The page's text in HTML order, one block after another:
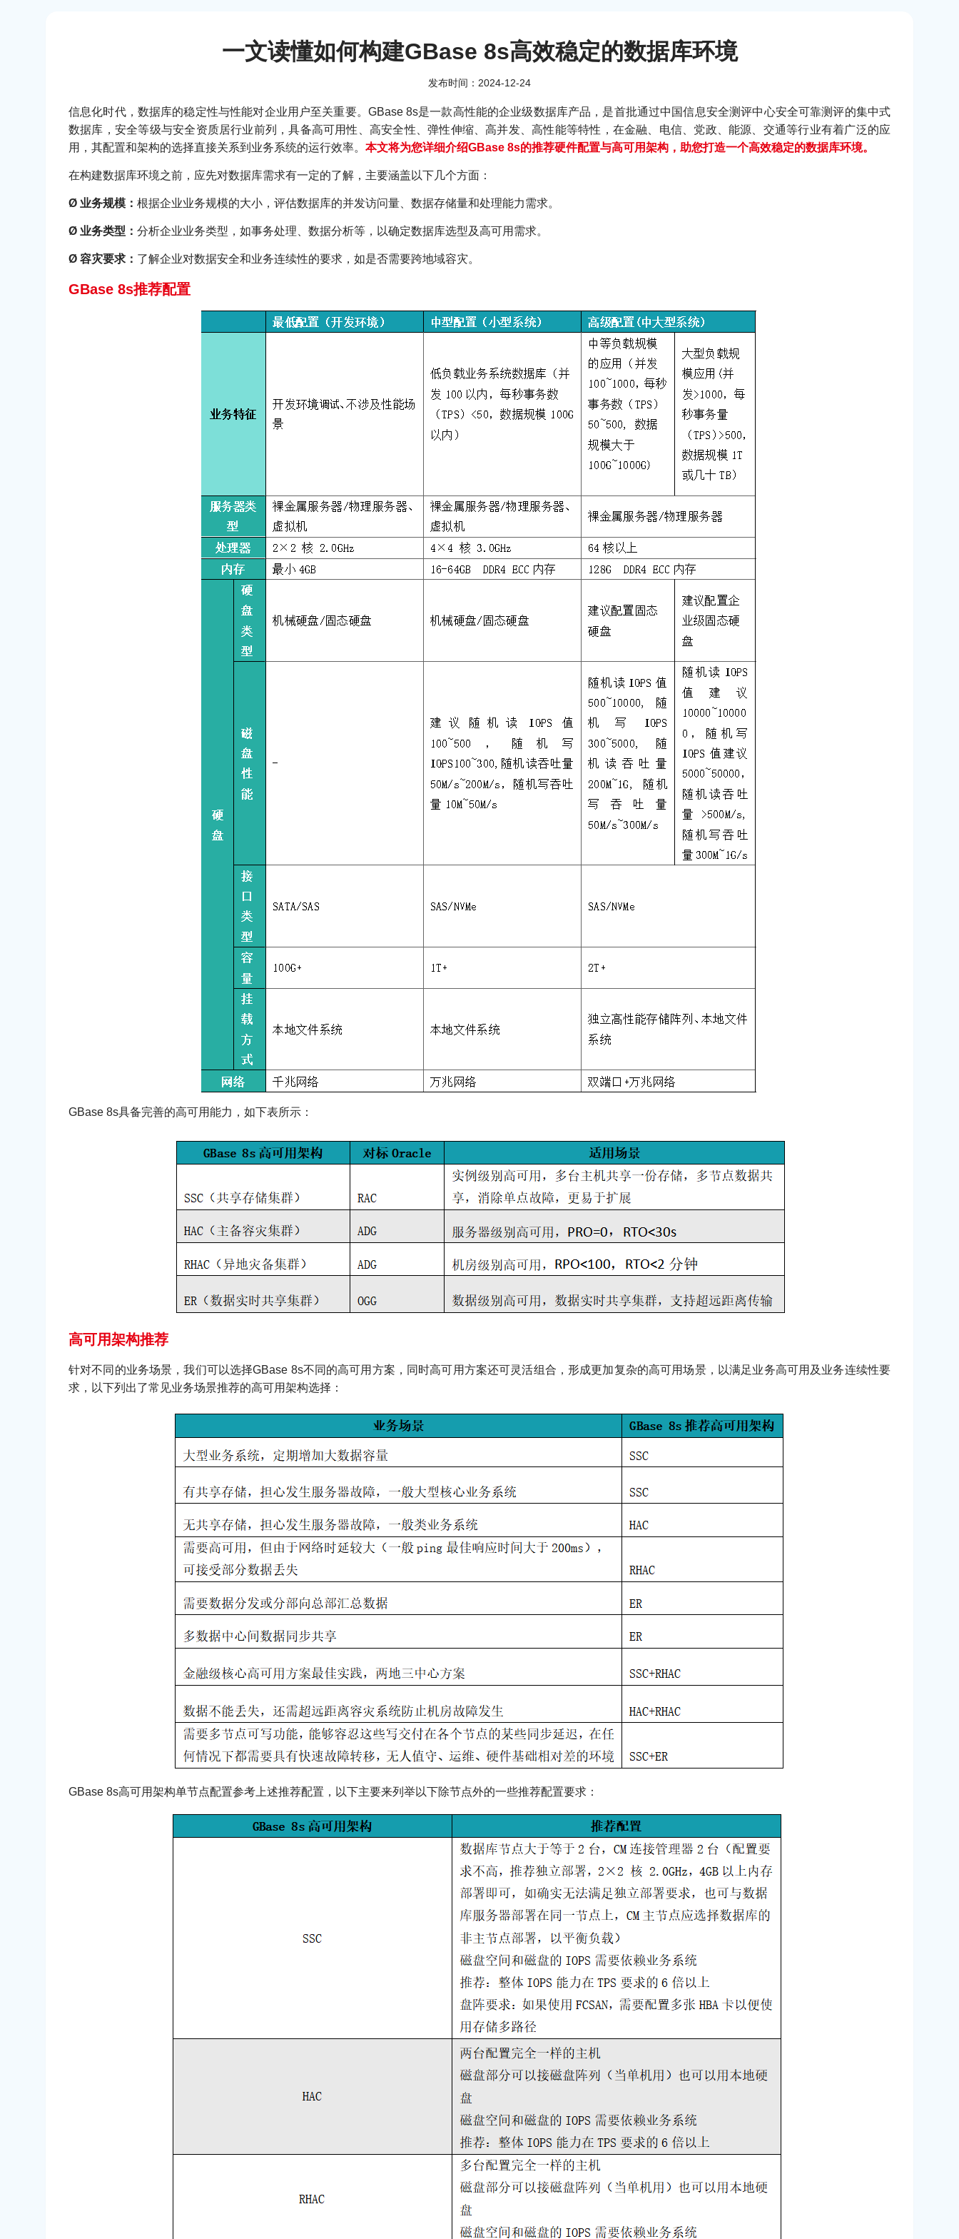
一文读懂如何构建GBase 8s高效稳定的数据库环境
发布时间：2024-12-24
信息化时代，数据库的稳定性与性能对企业用户至关重要。GBase 8s是一款高性能的企业级数据库产品，是首批通过中国信息安全测评中心安全可靠测评的集中式
数据库，安全等级与安全资质居行业前列，具备高可用性、高安全性、弹性伸缩、高并发、高性能等特性，在金融、电信、党政、能源、交通等行业有着广泛的应
用，其配置和架构的选择直接关系到业务系统的运行效率。 本文将为您详细介绍GBase 8s的推荐硬件配置与高可用架构，助您打造一个高效稳定的数据库环境。
在构建数据库环境之前，应先对数据库需求有一定的了解，主要涵盖以下几个方面：
Ø 业务规模： 根据企业业务规模的大小，评估数据库的并发访问量、数据存储量和处理能力需求。
Ø 业务类型： 分析企业业务类型，如事务处理、数据分析等，以确定数据库选型及高可用需求。
Ø 容灾要求： 了解企业对数据安全和业务连续性的要求，如是否需要跨地域容灾。
GBase 8s推荐配置
GBase 8s具备完善的高可用能力，如下表所示：
高可用架构推荐
针对不同的业务场景，我们可以选择GBase 8s不同的高可用方案，同时高可用方案还可灵活组合，形成更加复杂的高可用场景，以满足业务高可用及业务连续性要
求，以下列出了常见业务场景推荐的高可用架构选择：
GBase 8s高可用架构单节点配置参考上述推荐配置，以下主要来列举以下除节点外的一些推荐配置要求：